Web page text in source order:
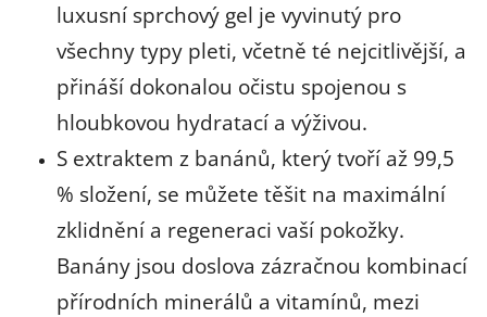
luxusní sprchový gel je vyvinutý pro
všechny typy pleti, včetně té nejcitlivější, a
přináší dokonalou očistu spojenou s
hloubkovou hydratací a výživou.
S extraktem z banánů, který tvoří až 99,5
% složení, se můžete těšit na maximální
zklidnění a regeneraci vaší pokožky.
Banány jsou doslova zázračnou kombinací
přírodních minerálů a vitamínů, mezi